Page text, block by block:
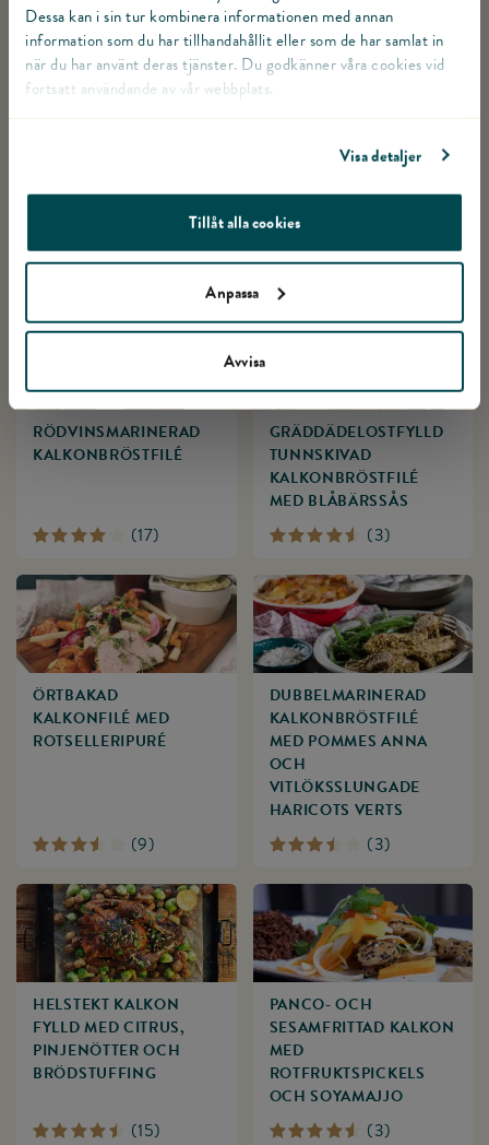
Dessa kan i sin tur kombinera informationen med annan
information som du har tillhandahållit eller som de har samlat in
när du har använt deras tjänster. Du godkänner våra cookies vid
fortsatt användande av vår webbplats.
Visa detaljer
Tillåt alla cookies
Anpassa
Avvisa
(16) (3)
MED KALKONFILÉ
(3)
TUNNSKIVAD
KALKONBRÖSTFILÉ
MED SAFFRANS­
(6)
RÖDVINS­MARINERAD
KALKONBRÖSTFILÉ
(17)
GRÄDDÄDELOST­FYLLD
TUNNSKIVAD
KALKONBRÖSTFILÉ
MED BLÅBÄRSSÅS
(3)
ÖRTBAKAD
KALKONFILÉ MED
ROTSELLERIPURÉ
(9)
DUBBEL­MARINERAD
KALKONBRÖSTFILÉ
MED POMMES ANNA
OCH
VITLÖKSSLUNGADE
HARICOTS VERTS
(3)
HELSTEKT KALKON
FYLLD MED CITRUS,
PINJENÖTTER OCH
BRÖDSTUFFING
(15)
PANCO- OCH
SESAMFRITTAD KALKON
MED
ROTFRUKTSPICKELS
OCH SOYAMAJJO
(3)